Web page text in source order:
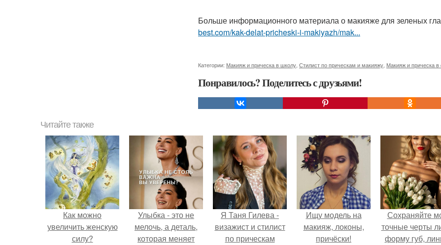
Больше информационного материала о макияже для зеленых
best.com/kak-delat-pricheski-i-makiyazh/mak...
Категории: Макияж и прическа в школу Стилист по прическам и макияжу Макияж и прическа в
Понравилось? Поделитесь с друзьями!
Читайте также
Как можно
увеличить женскую
силу?
Улыбка - это не
мелочь, а деталь,
которая меняет
Я Таня Гилева -
визажист и стилист
по прическам
Ищу модель на
макияж, локоны,
причёски!
Сохраняйте
точные черты
форму губ,